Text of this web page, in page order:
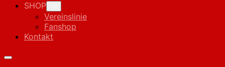
SHOP
Child
Menu
Vereinslinie
Fanshop
Kontakt
Expand